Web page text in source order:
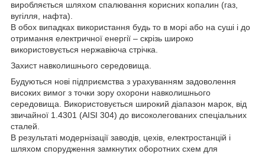
виробляється шляхом спалювання корисних копалин (газ,
вугілля, нафта).
В обох випадках використання будь то в морі або на суші і до
отримання електричної енергії – скрізь широко
використовується нержавіюча стрічка.
Захист навколишнього середовища.
Будуються нові підприємства з урахуванням задоволення
високих вимог з точки зору охорони навколишнього
середовища. Використовується широкий діапазон марок, від
звичайної 1.4301 (AISI 304) до високолегованих спеціальних
сталей.
В результаті модернізації заводів, цехів, електростанцій і
шляхом спорудження замкнутих оборотних схем для